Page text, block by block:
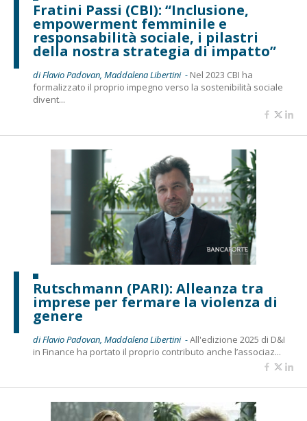
Fratini Passi (CBI): “Inclusione,
empowerment femminile e
responsabilità sociale, i pilastri
della nostra strategia di impatto”
di Flavio Padovan, Maddalena Libertini - Nel 2023 CBI ha
formalizzato il proprio impegno verso la sostenibilità sociale
divent...
Rutschmann (PARI): Alleanza tra
imprese per fermare la violenza di
genere
di Flavio Padovan, Maddalena Libertini -All'edizione 2025 di D&I
in Finance ha portato il proprio contributo anche l’associaz...